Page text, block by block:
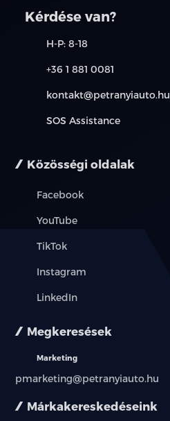
Márkakereskedéseink
Kérdése van?
H-P: 8-18
+36 1 881 0081
kontakt@petranyiauto.hu
SOS Assistance
Közösségi oldalak
Facebook
YouTube
TikTok
Instagram
LinkedIn
Megkeresések
Marketing
pmarketing@petranyiauto.hu